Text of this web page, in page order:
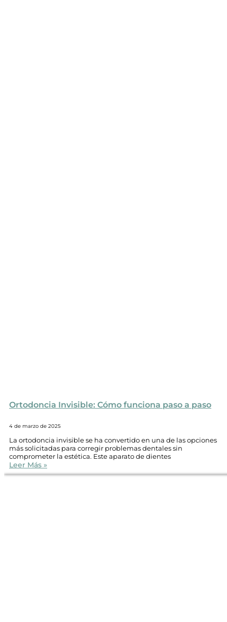
Ortodoncia Invisible: Cómo funciona paso a paso
4 de marzo de 2025
La ortodoncia invisible se ha convertido en una de las opciones
más solicitadas para corregir problemas dentales sin
comprometer la estética. Este aparato de dientes
Leer Más »